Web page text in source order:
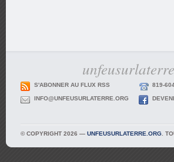
S'ABONNER AU FLUX RSS 819-
INFO@UNFEUSURLATERRE.ORG
© COPYRIGHT 2026 — UNFEUSURLATERRE.ORG .